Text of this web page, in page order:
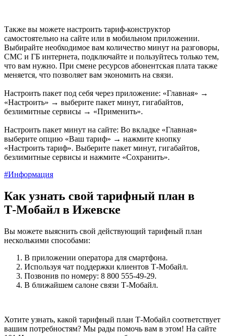
Также вы можете настроить тариф-конструктор
самостоятельно на сайте или в мобильном приложении.
Выбирайте необходимое вам количество минут на разговоры,
СМС и ГБ интернета, подключайте и пользуйтесь только тем,
что вам нужно. При смене ресурсов абонентская плата также
меняется, что позволяет вам экономить на связи.
Настроить пакет под себя через приложение: «Главная» →
«Настроить» → выберите пакет минут, гигабайтов,
безлимитные сервисы → «Применить».
Настроить пакет минут на сайте: Во вкладке «Главная»
выберите опцию «Ваш тариф» → нажмите кнопку
«Настроить тариф». Выберите пакет минут, гигабайтов,
безлимитные сервисы и нажмите «Сохранить».
#Информация
Как узнать свой тарифный план в
Т‑Мобайл в Ижевске
Вы можете выяснить свой действующий тарифный план
несколькими способами:
В приложении оператора для смартфона.
Используя чат поддержки клиентов Т-Мобайл.
Позвонив по номеру: 8 800 555‑49‑29.
В ближайшем салоне связи Т-Мобайл.
Хотите узнать, какой тарифный план Т-Мобайл соответствует
вашим потребностям? Мы рады помочь вам в этом! На сайте